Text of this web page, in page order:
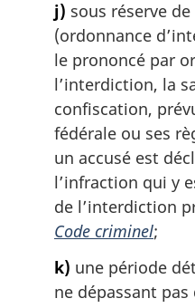
j) sous réserve de
(ordonnance
le prononcé par
l’interdiction, la
confiscation,
fédérale ou ses
un accusé est
l’infraction qui y
de l’interdiction
Code criminel;
k) une période
ne dépassant pas